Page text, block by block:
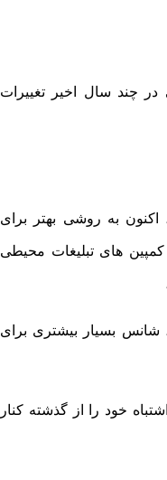
چند سال اخیر تغییرات
اکنون به روشی بهتر برای
کمپین های تبلیغات محیطی
شانس بسیار بیشتری برای
خود را از گذشته کنار